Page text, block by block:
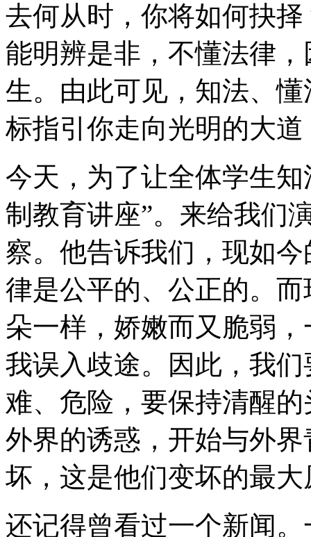
去何从时，你将如何抉
能明辨是非，不懂法律
生。由此可见，知法、
标指引你走向光明的大
今天，为了让全体学生
制教育讲座”。来给我们
察。他告诉我们，现如
律是公平的、公正的。
朵一样，娇嫩而又脆弱
我误入歧途。因此，我
难、危险，要保持清醒
外界的诱惑，开始与外
坏，这是他们变坏的最大
还记得曾看过一个新闻